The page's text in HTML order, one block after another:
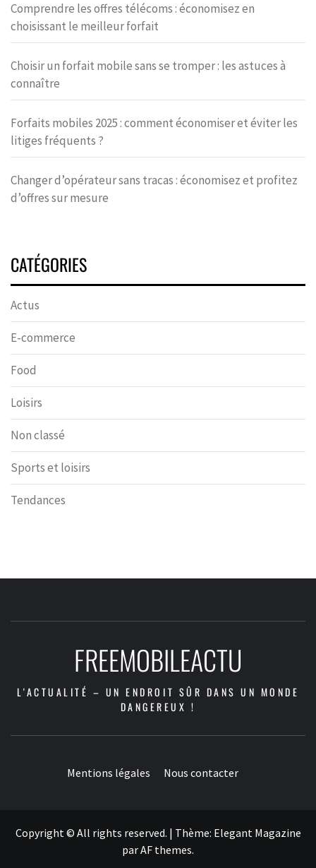
Comprendre les offres télécoms : économisez en
choisissant le meilleur forfait
Choisir un forfait mobile sans se tromper : les astuces à
connaître
Forfaits mobiles 2025 : comment économiser et éviter les
litiges fréquents ?
Changer d’opérateur sans tracas : économisez et profitez
d’offres sur mesure
CATÉGORIES
Actus
E-commerce
Food
Loisirs
Non classé
Sports et loisirs
Tendances
FREEMOBILEACTU
L'ACTUALITÉ – UN ENDROIT SÛR DANS UN MONDE
DANGEREUX !
Mentions légales Nous contacter
Copyright © All rights reserved. | Thème: Elegant Magazine
parAF themes.